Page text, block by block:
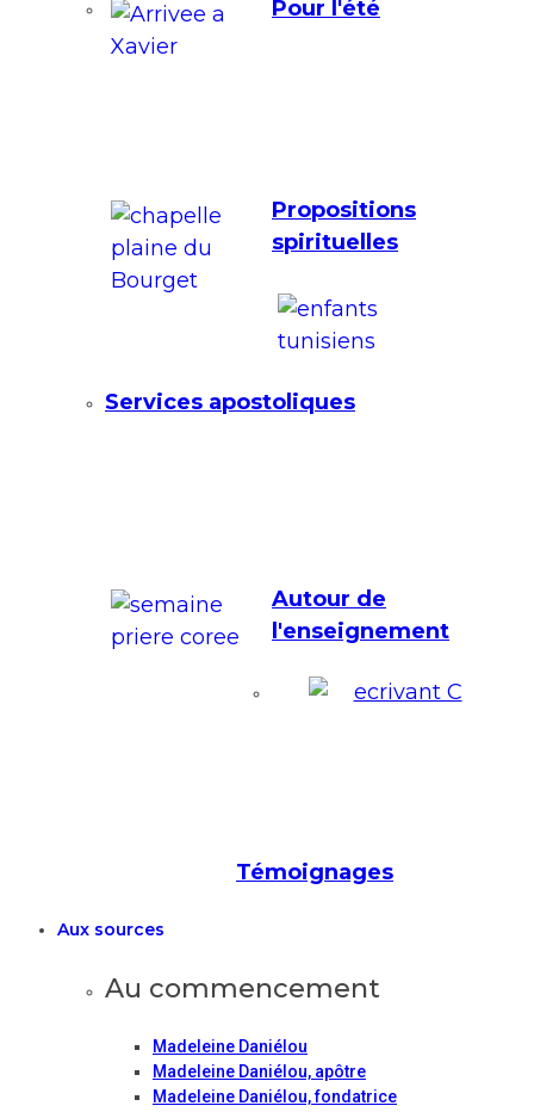
Pour l'été
Propositions
spirituelles
Services apostoliques
Autour de
l'enseignement
Témoignages
Aux sources
Au commencement
Madeleine Daniélou
Madeleine Daniélou, apôtre
Madeleine Daniélou, fondatrice